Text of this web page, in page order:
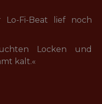
Lo-Fi-Beat lief noch
Locken und
kalt.«